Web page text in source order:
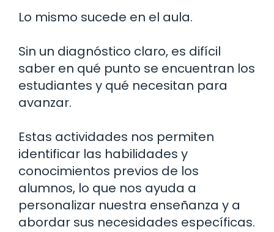
Lo mismo sucede en el aula.
Sin un diagnóstico claro, es difícil
saber en qué punto se encuentran los
estudiantes y qué necesitan para
avanzar.
Estas actividades nos permiten
identificar las habilidades y
conocimientos previos de los
alumnos, lo que nos ayuda a
personalizar nuestra enseñanza y a
abordar sus necesidades específicas.